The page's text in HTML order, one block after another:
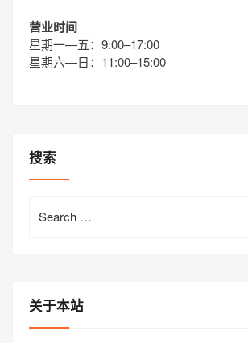
营业时间
星期一—五：9:00–17:00
星期六—日：11:00–15:00
搜索
for:
关于本站